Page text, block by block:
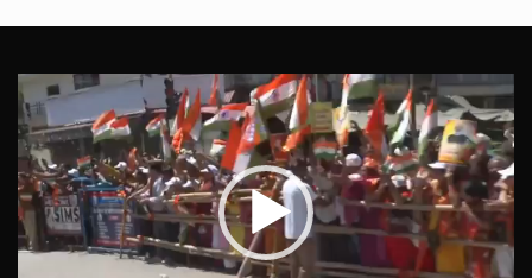
Video
Player